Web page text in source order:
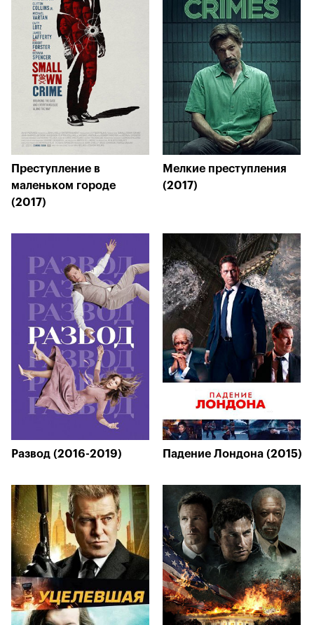
Преступление в
маленьком городе
(2017)
Мелкие преступления
(2017)
Развод (2016-2019) Падение Лондона (2015)